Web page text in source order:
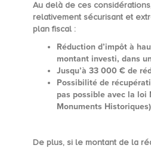
Au delà de ces
relativement sécurisant et
plan fiscal :
Réduction d’impôt à
montant investi, dans
Jusqu’à 33 000 € de
Possibilité de
pas possible avec la loi
Monuments Historiques)
De plus, si le montant de la